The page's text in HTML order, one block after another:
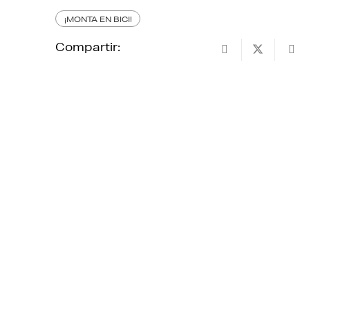
¡MONTA EN BICI!
Compartir: